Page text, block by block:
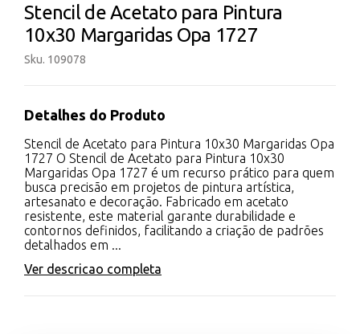
Stencil de Acetato para Pintura
10x30 Margaridas Opa 1727
Sku. 109078
Detalhes do Produto
Stencil de Acetato para Pintura 10x30 Margaridas Opa
1727 O Stencil de Acetato para Pintura 10x30
Margaridas Opa 1727 é um recurso prático para quem
busca precisão em projetos de pintura artística,
artesanato e decoração. Fabricado em acetato
resistente, este material garante durabilidade e
contornos definidos, facilitando a criação de padrões
detalhados em ...
Ver descricao completa